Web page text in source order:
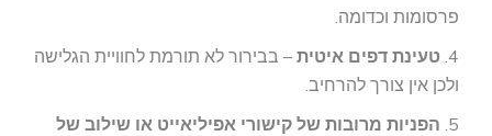
פרסומות וכדומה.
4. טעינת דפים איטית – בבירור לא תורמת לחוויית הגלישה
ולכן אין צורך להרחיב.
5. הפניות מרובות של קישורי אפיליאייט או שילוב של